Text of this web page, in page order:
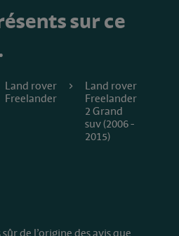
sur ce
Land rover
Freelander
Land rover
Freelander
2 Grand
suv (2006 -
2015)